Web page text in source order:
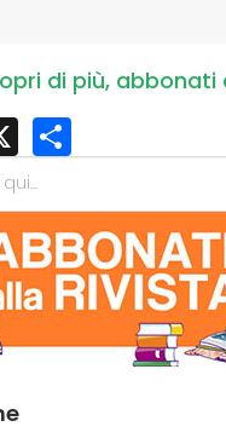
di più, abbonati
X
di ricerca